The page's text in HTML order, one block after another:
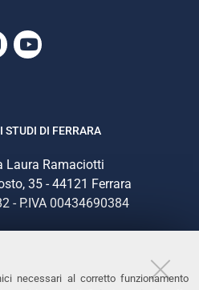
necessari al corretto funzionamento
Instagram
Youtube
STUDI DI FERRARA
Laura Ramaciotti
35 - 44121 Ferrara
- P.IVA 00434690384